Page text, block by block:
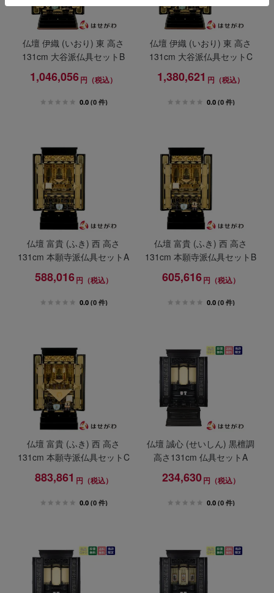
仏壇 伊織 (いおり) 東 高さ
131cm 大谷派仏具セットB
1,046,056円（税込）
0.0 (0 件)
仏壇 伊織 (いおり) 東 高さ
131cm 大谷派仏具セットC
1,380,621 円（税込）
0.0 (0 件)
仏壇 富貴 (ふき) 西 高さ
131cm 本願寺派仏具セットA
588,016円（税込）
0.0 (0 件)
仏壇 富貴 (ふき) 西 高さ
131cm 本願寺派仏具セットB
605,616円（税込）
0.0 (0 件)
仏壇 富貴 (ふき) 西 高さ
131cm 本願寺派仏具セットC
883,861 円（税込）
0.0 (0 件)
仏壇 誠心 (せいしん) 黒檀調
高さ131cm 仏具セットA
234,630円（税込）
0.0 (0 件)